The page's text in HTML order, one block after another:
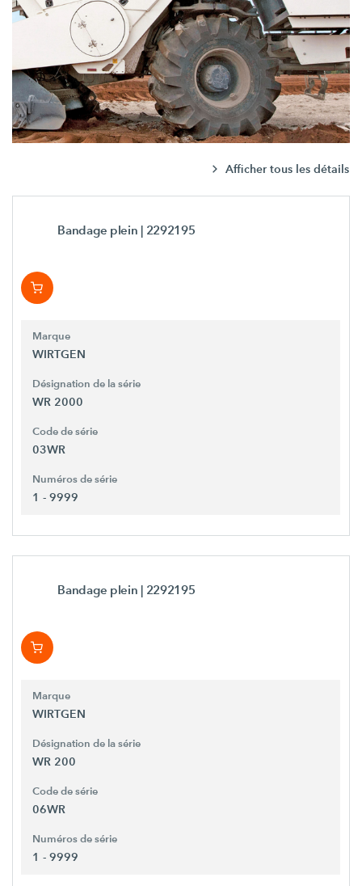
Afficher tous les détails
Bandage plein | 2292195
Marque
WIRTGEN
Désignation de la série
WR 2000
Code de série
03WR
Numéros de série
1 - 9999
Bandage plein | 2292195
Marque
WIRTGEN
Désignation de la série
WR 200
Code de série
06WR
Numéros de série
1 - 9999